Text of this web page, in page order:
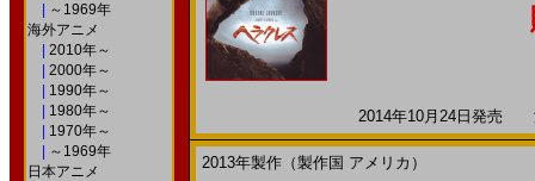
～1969年
海外アニメ
2010年～
2000年～
1990年～
1980年～
1970年～
～1969年
日本アニメ
2014年10月24日発売
2013年製作（製作国 アメリカ）